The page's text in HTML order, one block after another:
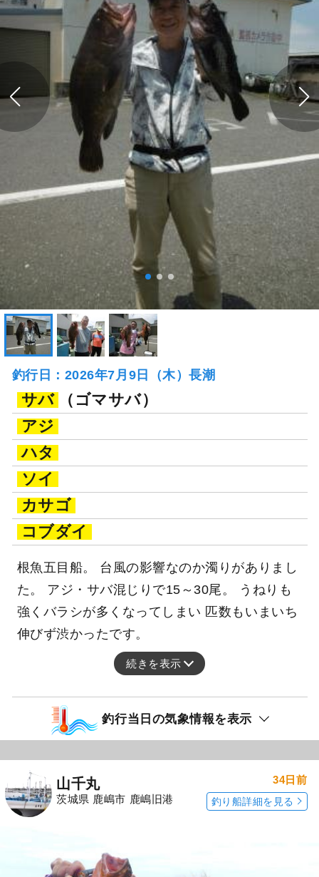
釣行日：2026年7月9日（木）長潮
サバ
（ゴマサバ）
アジ
ハタ
ソイ
カサゴ
コブダイ
根魚五目船。 台風の影響なのか濁りがありまし
た。 アジ・サバ混じりで15～30尾。 うねりも
強くバラシが多くなってしまい 匹数もいまいち
伸びず渋かったです。
続きを表示
釣行当日の気象情報を表示
山千丸
茨城県 鹿嶋市 鹿嶋旧港
34日前
釣り船詳細を見る